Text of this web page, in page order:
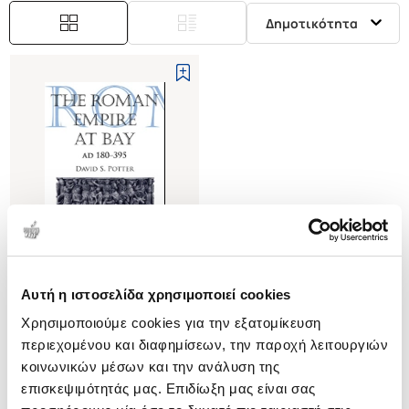
Αυτή η ιστοσελίδα χρησιμοποιεί cookies
Χρησιμοποιούμε cookies για την εξατομίκευση
περιεχομένου και διαφημίσεων, την παροχή λειτουργιών
κοινωνικών μέσων και την ανάλυση της
επισκεψιμότητάς μας. Επιδίωξη μας είναι σας
Δημοτικότητα
(0)
(P/B) THE ROMAN EMPIRE AT
BAY, AD 180-395
POTTER S. DAVID
Κωδ. Πολιτείας:3707-0476